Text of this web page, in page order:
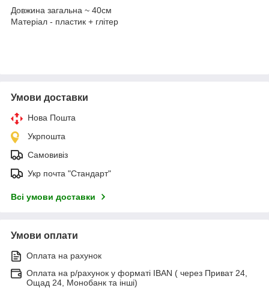
Довжина загальна ~ 40см
Матеріал - пластик + глітер
Умови доставки
Нова Пошта
Укрпошта
Самовивіз
Укр почта "Стандарт"
Всі умови доставки
Умови оплати
Оплата на рахунок
Оплата на р/рахунок у форматі IBAN ( через Приват 24,
Ощад 24, Монобанк та інші)